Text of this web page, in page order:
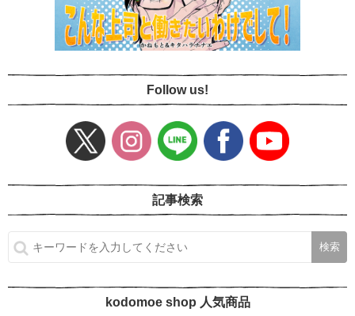
Follow us!
記事検索
kodomoe shop 人気商品